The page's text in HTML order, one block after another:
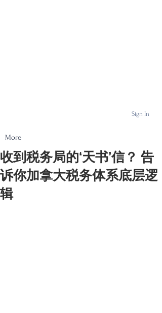
Sign In
More
收到税务局的‘天书’信？ 告
诉你加拿大税务体系底层逻
辑